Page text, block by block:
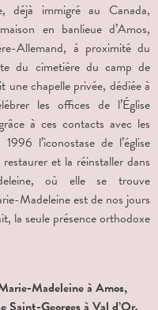
déjà immigré au Canada,
en banlieue d’Amos,
Allemand, à proximité du
du cimetière du camp de
chapelle privée, dédiée à
les offices de l’Église
à ces contacts avec les
l’iconostase de l’église
et la réinstaller dans
où elle se trouve
Madeleine est de nos jours
la seule présence orthodoxe
Madeleine à Amos,